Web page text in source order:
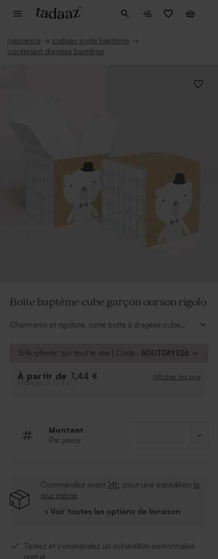
naissance → cadeau invité baptême →
contenant dragées baptême
Boîte baptême cube garçon ourson rigolo
Charmante et rigolote, cette boîte à dragées cube
Personnalisée de son prénom et garnie de sucreries,
15% offerts* sur tout le site | Code : AOUTDAYS26
À partir de 1,44 € Afficher les prix
Prix/pièce (T.T.C.)
Montant
Par pièce
Commandez avant 14h, pour une expédition le
jour même
› Voir toutes les options de livraison
Testez et commandez un échantillon personnalisé
gratuit